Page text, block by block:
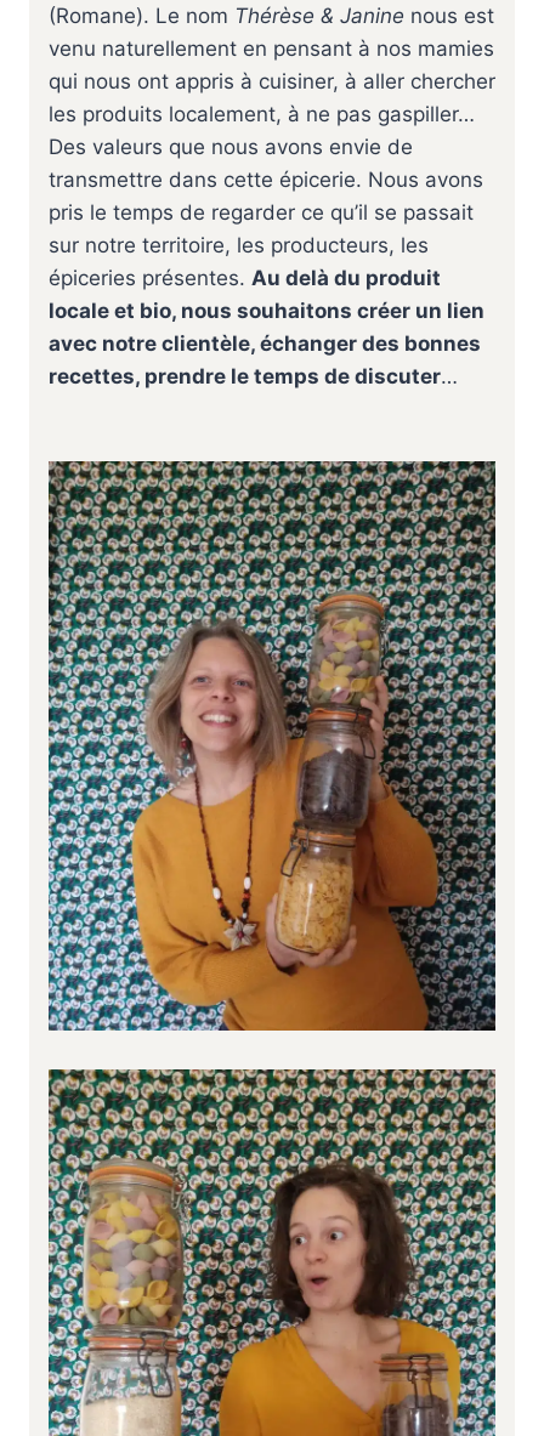
(Romane). Le nom Thérèse & Janine nous est
venu naturellement en pensant à nos mamies
qui nous ont appris à cuisiner, à aller chercher
les produits localement, à ne pas gaspiller…
Des valeurs que nous avons envie de
transmettre dans cette épicerie. Nous avons
pris le temps de regarder ce qu’il se passait
sur notre territoire, les producteurs, les
épiceries présentes. Au delà du produit
locale et bio, nous souhaitons créer un lien
avec notre clientèle, échanger des bonnes
recettes, prendre le temps de discuter…